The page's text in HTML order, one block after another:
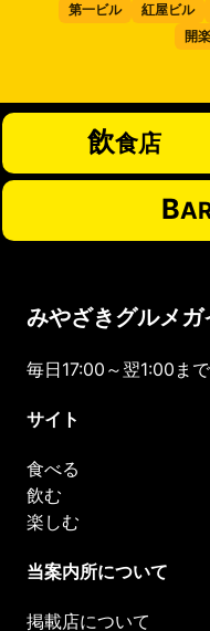
第一ビル
紅屋ビル
開
飲食店
B
みやざきグルメガ
毎日17:00～翌1:00ま
サイト
食べる
飲む
楽しむ
当案内所について
掲載店について